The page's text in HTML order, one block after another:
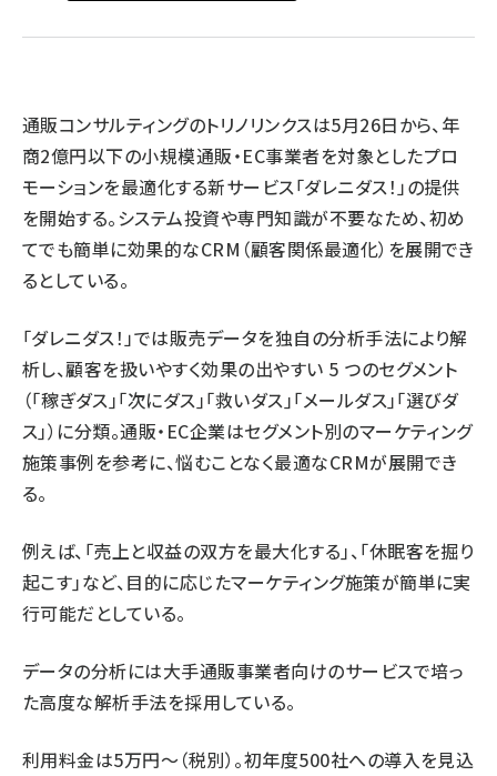
通販コンサルティングのトリノリンクスは5月26日から、年
商2億円以下の小規模通販・EC事業者を対象としたプロ
モーションを最適化する新サービス「ダレニダス！」の提供
を開始する。システム投資や専門知識が不要なため、初め
てでも簡単に効果的なCRM（顧客関係最適化）を展開でき
るとしている。
「ダレニダス！」では販売データを独自の分析手法により解
析し、顧客を扱いやすく効果の出やすい 5 つのセグメント
（｢稼ぎダス｣｢次にダス｣｢救いダス｣｢メールダス｣｢選びダ
ス｣）に分類。通販・EC企業はセグメント別のマーケティング
施策事例を参考に、悩むことなく最適なCRMが展開でき
る。
例えば、｢売上と収益の双方を最大化する｣、｢休眠客を掘り
起こす｣など、目的に応じたマーケティング施策が簡単に実
行可能だとしている。
データの分析には大手通販事業者向けのサービスで培っ
た高度な解析手法を採用している。
利用料金は5万円～（税別）。初年度500社への導入を見込